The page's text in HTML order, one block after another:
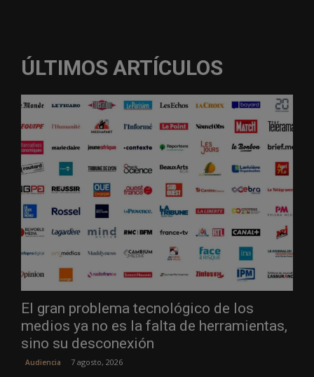
ÚLTIMOS ARTÍCULOS
El gran problema tecnológico de los
medios ya no es la falta de herramientas,
sino su desconexión
Audiencia 7 agosto, 2026